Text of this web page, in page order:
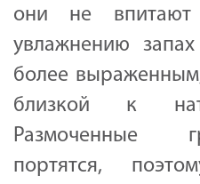
они не впитают
увлажнению
более
близкой к
Размоченные
портятся,